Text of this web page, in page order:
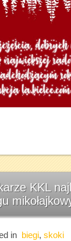
KKL
in biegi, skoki